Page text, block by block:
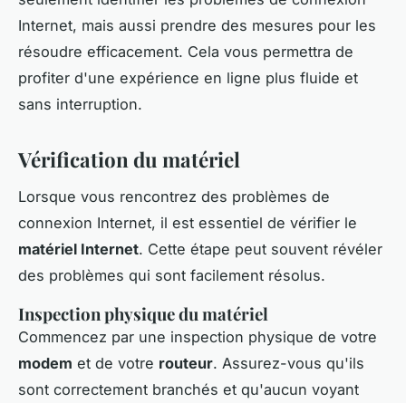
Internet, mais aussi prendre des mesures pour les
résoudre efficacement. Cela vous permettra de
profiter d'une expérience en ligne plus fluide et
sans interruption.
Vérification du matériel
Lorsque vous rencontrez des problèmes de
connexion Internet, il est essentiel de vérifier le
matériel Internet. Cette étape peut souvent révéler
des problèmes qui sont facilement résolus.
Inspection physique du matériel
Commencez par une inspection physique de votre
modem et de votre routeur. Assurez-vous qu'ils
sont correctement branchés et qu'aucun voyant